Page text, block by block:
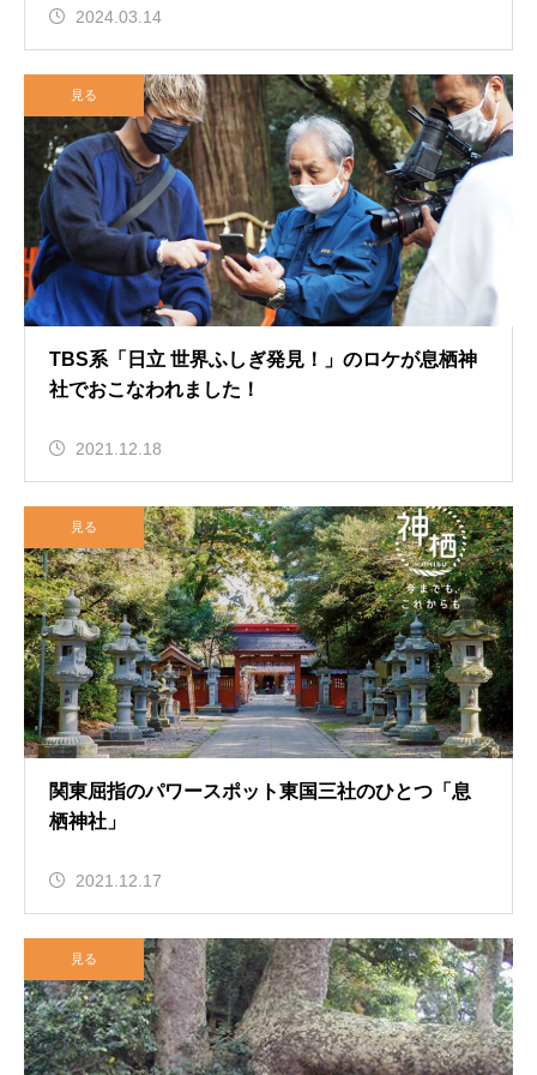
2024.03.14
見る
TBS系「日立 世界ふしぎ発見！」のロケが息栖神
社でおこなわれました！
2021.12.18
見る
関東屈指のパワースポット東国三社のひとつ「息
栖神社」
2021.12.17
見る